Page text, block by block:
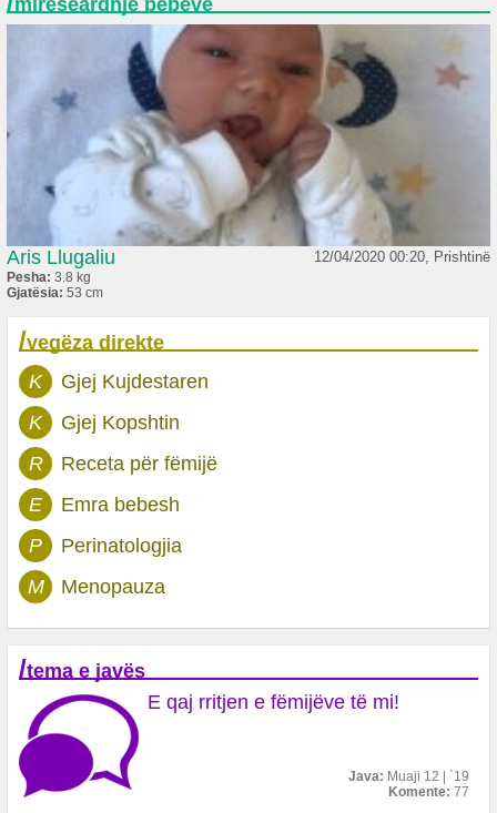
mirëseardhje bebeve
Aris Llugaliu 12/04/2020 00:20, Prishtinë
Pesha: 3.8 kg
Gjatësia: 53 cm
/vegëza direkte
K
Gjej Kujdestaren
K
Gjej Kopshtin
R
Receta për fëmijë
E
Emra bebesh
P
Perinatologjia
M
Menopauza
/tema e javës
E qaj rritjen e fëmijëve të mi!
Java: Muaji 12 | `19
Komente: 77